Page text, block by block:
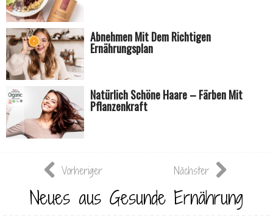
Abnehmen Mit Dem Richtigen
Ernährungsplan
Natürlich Schöne Haare – Färben Mit
Pflanzenkraft
Vorheriger Nächster
Neues aus Gesunde Ernährung